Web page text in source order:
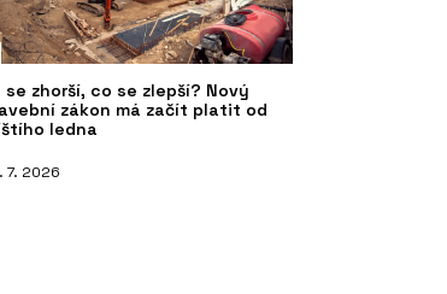
se zhorší, co se zlepší? Nový
zákon má začít platit od
ledna
7. 2026